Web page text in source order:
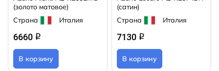
(золото матовое)
Страна
Италия
6660 q
В корзину
(сатин)
Страна
Италия
7130 q
В корзину